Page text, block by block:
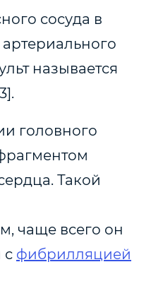
сосуда в
артериального
называется
головного
Такой
чаще всего он
с фибрилляцией